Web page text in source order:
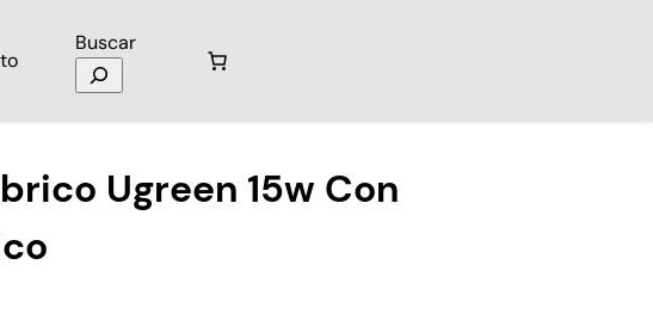
Buscar
Ugreen 15w Con